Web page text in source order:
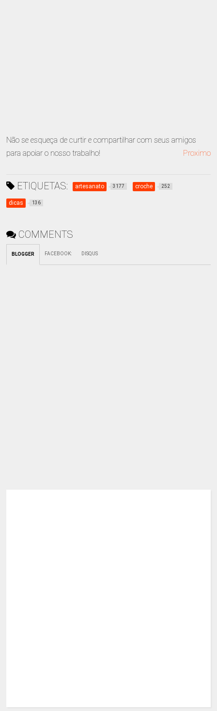
Não se esqueça de curtir e compartilhar com seus amigos
para apoiar o nosso trabalho!
Proximo
ETIQUETAS: artesanato 3177 croche 252
dicas 136
COMMENTS
BLOGGER FACEBOOK: DISQUS